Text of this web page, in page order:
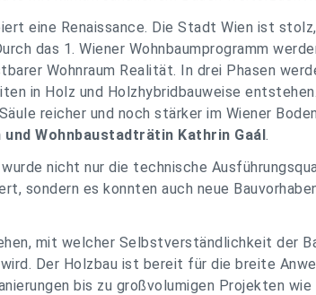
eine Renaissance. Die Stadt Wien ist
das 1. Wiener Wohnbaumprogramm
Wohnraum Realität. In drei Phasen
in Holz und Holzhybridbauweise
reicher und noch stärker im Wiener
Wohnbaustadträtin Kathrin Gaál.
nicht nur die technische
sondern es konnten auch neue
mit welcher Selbstverständlichkeit der
Der Holzbau ist bereit für die breite
bis zu großvolumigen Projekten wie